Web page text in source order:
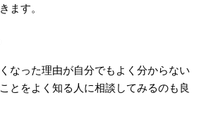
ます。
なった理由が自分でもよく分からない
とをよく知る人に相談してみるのも良